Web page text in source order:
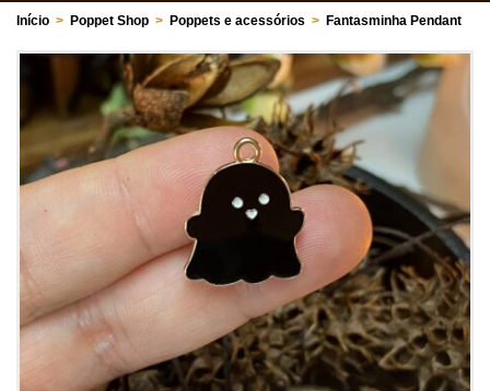
Início > Poppet Shop > Poppets e acessórios > Fantasminha Pendant